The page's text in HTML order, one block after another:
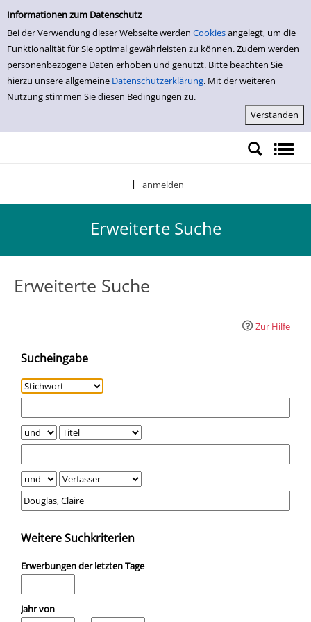
Erweiterte Suche
Informationen zum Datenschutz
Bei der Verwendung dieser Webseite werden Cookiesangelegt, um die
Funktionalität für Sie optimal gewährleisten zu können. Zudem werden
personenbezogene Daten erhoben und genutzt. Bitte beachten Sie
hierzu unsere allgemeine Datenschutzerklärung. Mit der weiteren
Nutzung stimmen Sie diesen Bedingungen zu.
Zur erweiterten Suche springen
anmelden
Erweiterte Suche
Erweiterte Suche
Zur Hilfe
Sucheingabe
Weitere Suchkriterien
Erwerbungen der letzten Tage
Jahr von